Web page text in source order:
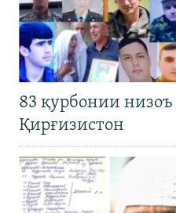
83 қурбонии низоъ
Қирғизистон